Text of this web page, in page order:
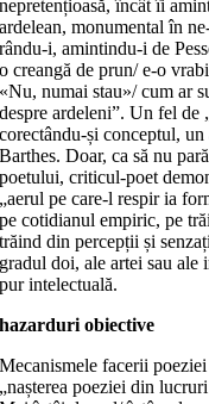
nepretențioasă, încât îi
ardelean, monumental în
rându-i, amintindu-i de
o creangă de prun/ e-o
«Nu, numai stau»/ cum ar
despre ardeleni”. Un fel de
corectându-și conceptul,
Barthes. Doar, ca să nu
poetului, criticul-poet
„aerul pe care-l respir ia
pe cotidianul empiric, pe
trăind din percepții și
gradul doi, ale artei sau ale
pur intelectuală.
hazarduri obiective
Mecanismele facerii
„nașterea poeziei din